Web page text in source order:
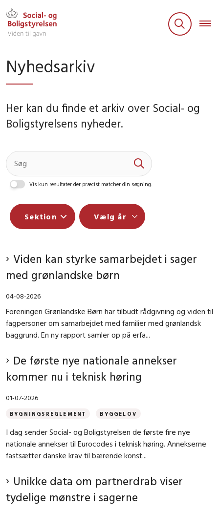
Nyhedsarkiv
Her kan du finde et arkiv over Social- og
Boligstyrelsens nyheder.
Vis kun resultater der præcist matcher din søgning.
Sektion
Viden kan styrke samarbejdet i sager
med grønlandske børn
04-08-2026
Foreningen Grønlandske Børn har tilbudt rådgivning og viden til
fagpersoner om samarbejdet med familier med grønlandsk
baggrund. En ny rapport samler op på erfa...
De første nye nationale annekser
kommer nu i teknisk høring
01-07-2026
BYGNINGSREGLEMENT BYGGELOV
I dag sender Social- og Boligstyrelsen de første fire nye
nationale annekser til Eurocodes i teknisk høring. Annekserne
fastsætter danske krav til bærende konst...
Unikke data om partnerdrab viser
tydelige mønstre i sagerne